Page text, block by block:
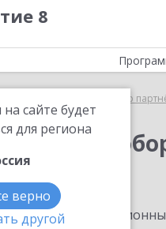
8
сайте будет
для региона
верно
другой
Выбор
с